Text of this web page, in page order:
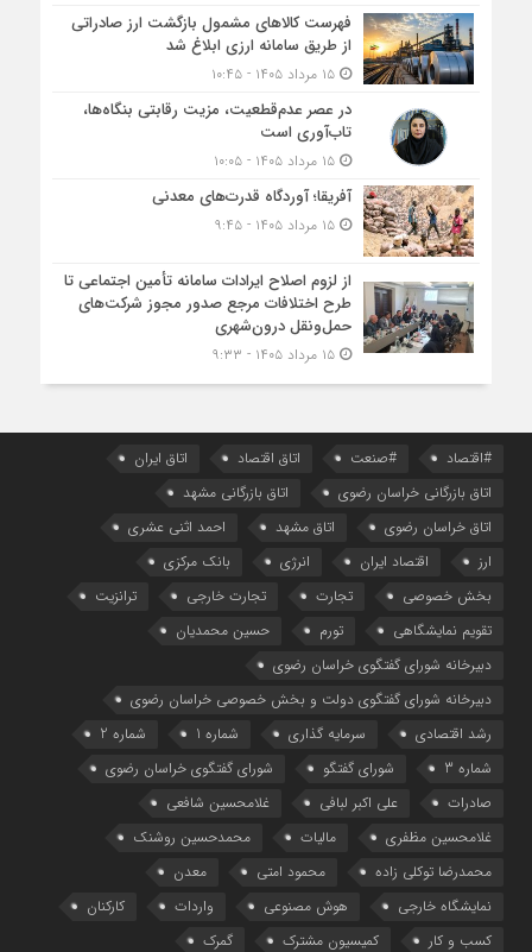
فهرست کالاهای مشمول بازگشت ارز صادراتی
از طریق سامانه ارزی ابلاغ شد
۱۵ مرداد ۱۴۰۵ - ۱۰:۴۵
در عصر عدم‌قطعیت، مزیت رقابتی بنگاه‌ها،
تاب‌آوری است
۱۵ مرداد ۱۴۰۵ - ۱۰:۰۵
آفریقا؛ آوردگاه قدرت‌های معدنی
۱۵ مرداد ۱۴۰۵ - ۹:۴۵
از لزوم اصلاح ایرادات سامانه تأمین اجتماعی تا
طرح اختلافات مرجع صدور مجوز شرکت‌های
حمل‌ونقل درون‌شهری
۱۵ مرداد ۱۴۰۵ - ۹:۳۳
#اقتصاد #صنعت اتاق اقتصاد
اتاق ایران
اتاق بازرگانی خراسان رضوی
اتاق بازرگانی مشهد
اتاق خراسان رضوی
اتاق مشهد
احمد اثنی عشری
ارز
اقتصاد ایران انرژی
بانک مرکزی
بخش خصوصی
تجارت تجارت خارجی
ترانزیت
تقویم نمایشگاهی
تورم
حسین محمدیان
دبیرخانه شورای گفتگوی خراسان رضوی
دبیرخانه شورای گفتگوی دولت و بخش خصوصی خراسان رضوی
رشد اقتصادی
سرمایه گذاری شماره 1
شماره 2
شماره 3
شورای گفتگو
شورای گفتگوی خراسان رضوی
صادرات
علی اکبر لبافی
غلامحسین شافعی
غلامحسین مظفری
مالیات
محمدحسین روشنک
محمدرضا توکلی زاده
محمود امتی
معدن
نمایشگاه خارجی
هوش مصنوعی واردات
کارکنان
کسب و کار
کمیسیون مشترک گمرک